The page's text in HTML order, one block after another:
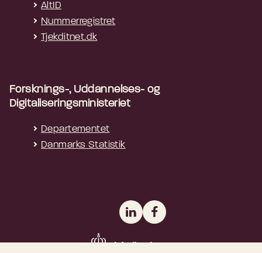
AltID
Nummerregistret
Tjekditnet.dk
Forsknings-, Uddannelses- og
Digitaliseringsministeriet
Departementet
Danmarks Statistik
LinkedInFacebook